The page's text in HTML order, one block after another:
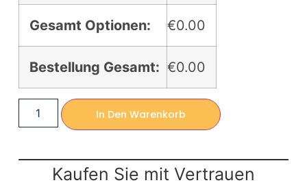
Gesamt Optionen: €0.00
Bestellung Gesamt: €0.00
In Den Warenkorb
Kaufen Sie mit Vertrauen